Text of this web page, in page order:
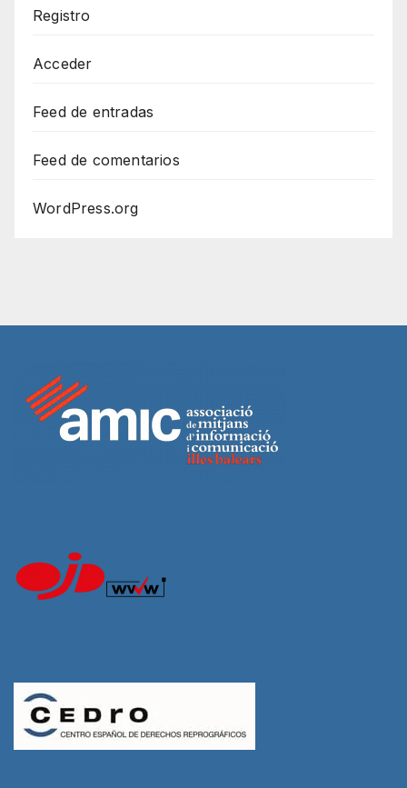
Registro
Acceder
Feed de entradas
Feed de comentarios
WordPress.org